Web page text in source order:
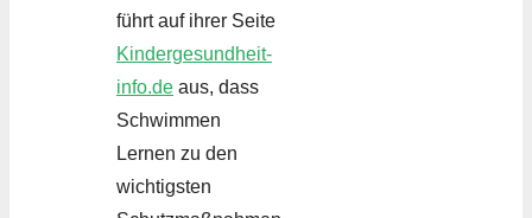
führt auf ihrer Seite
Kindergesundheit-
info.de aus, dass
Schwimmen
Lernen zu den
wichtigsten